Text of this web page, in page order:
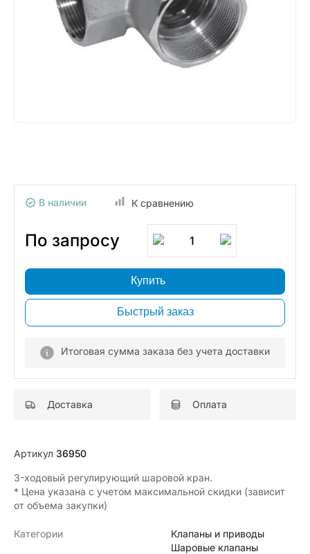
В наличии К сравнению
По запросу 1
Купить
Быстрый заказ
Итоговая сумма заказа без учета доставки
Доставка Оплата
Артикул 36950
3-ходовый регулирующий шаровой кран.
* Цена указана с учетом максимальной скидки (зависит
от объема закупки)
Категории
Клапаны и приводы
Шаровые клапаны